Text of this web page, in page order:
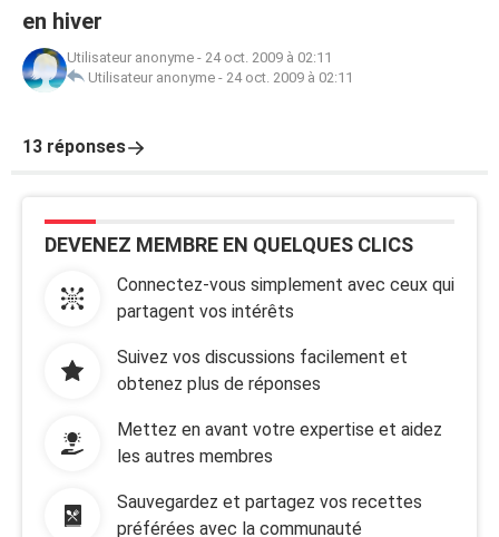
en hiver
Utilisateur anonyme - 24 oct. 2009 à 02:11
Utilisateur anonyme - 24 oct. 2009 à 02:11
13 réponses
DEVENEZ MEMBRE EN QUELQUES CLICS
Connectez-vous simplement avec ceux qui
partagent vos intérêts
Suivez vos discussions facilement et
obtenez plus de réponses
Mettez en avant votre expertise et aidez
les autres membres
Sauvegardez et partagez vos recettes
préférées avec la communauté